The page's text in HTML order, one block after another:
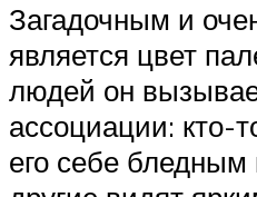
Загадочным и
является цвет
людей он
ассоциации: кто-
его себе